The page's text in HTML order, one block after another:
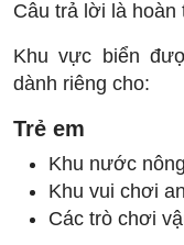
Câu trả lời là hoàn
Khu vực biển
dành riêng cho:
Trẻ em
Khu nước nông
Khu vui chơi
Các trò chơi